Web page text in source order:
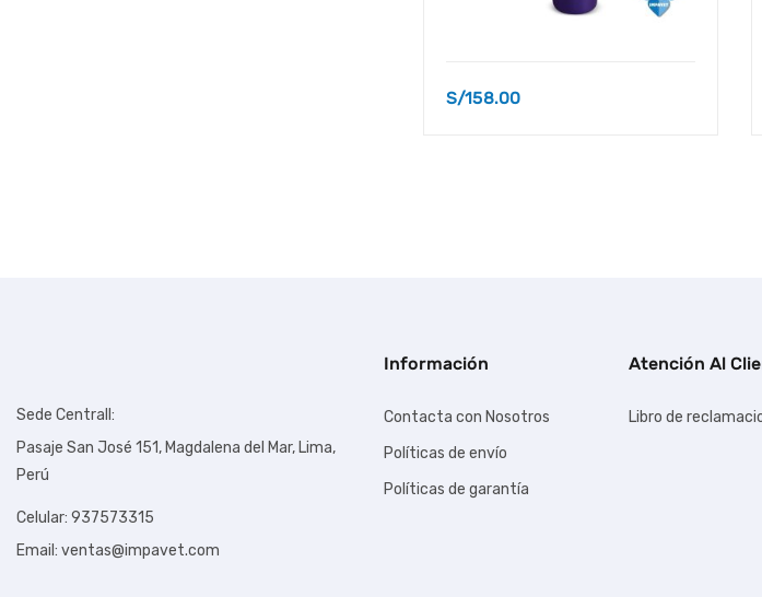
S/158.00
Sede Centrall:
Pasaje San José 151, Magdalena del Mar, Lima,
Perú
Celular: 937573315
Email: ventas@impavet.com
Información
Contacta con Nosotros
Políticas de envío
Políticas de garantía
Atención Al
Libro de